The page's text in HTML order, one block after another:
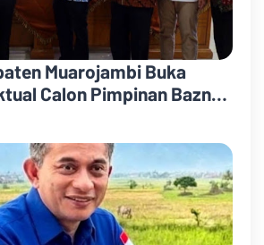
Muarojambi Buka
Calon Pimpinan Baznas